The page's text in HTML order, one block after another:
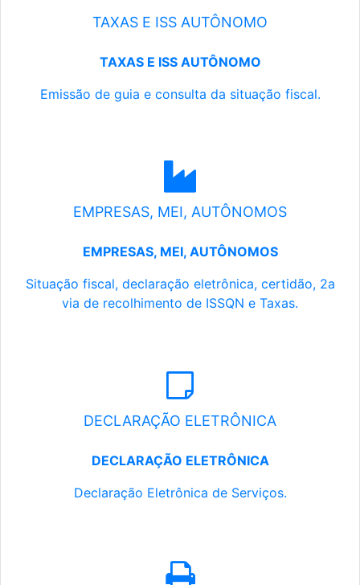
TAXAS E ISS AUTÔNOMO
TAXAS E ISS AUTÔNOMO
Emissão de guia e consulta da situação fiscal.
EMPRESAS, MEI, AUTÔNOMOS
EMPRESAS, MEI, AUTÔNOMOS
Situação fiscal, declaração eletrônica, certidão, 2a
via de recolhimento de ISSQN e Taxas.
DECLARAÇÃO ELETRÔNICA
DECLARAÇÃO ELETRÔNICA
Declaração Eletrônica de Serviços.